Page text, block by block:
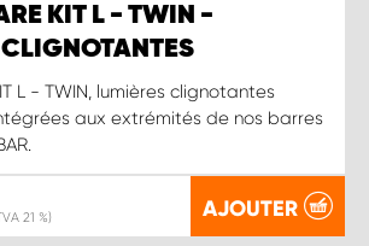
KIT L - TWIN -
CLIGNOTANTES
L - TWIN, lumières clignotantes
aux extrémités de nos barres
21 %) AJOUTER